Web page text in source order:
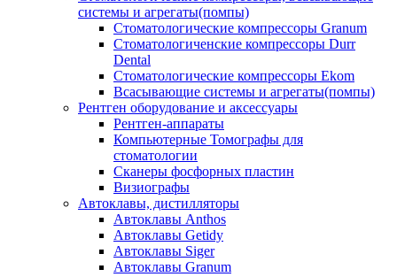
системы и агрегаты(помпы)
Стоматологические компрессоры Granum
Стоматологиченские компрессоры Durr
Dental
Стоматологические компрессоры Ekom
Всасывающие системы и агрегаты(помпы)
Рентген оборудование и аксессуары
Рентген-аппараты
Компьютерные Томографы для
стоматологии
Сканеры фосфорных пластин
Визиографы
Автоклавы, дистилляторы
Автоклавы Anthos
Автоклавы Getidy
Автоклавы Siger
Автоклавы Granum